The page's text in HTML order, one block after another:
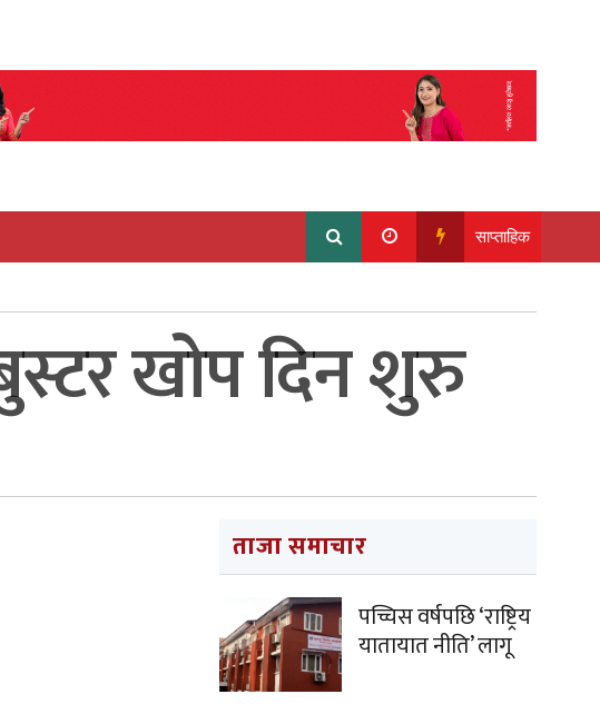
साप्ताहिक
खोप दिन शुरु
ताजा समाचार
पच्चिस वर्षपछि ‘राष्ट्रिय
यातायात नीति’ लागू